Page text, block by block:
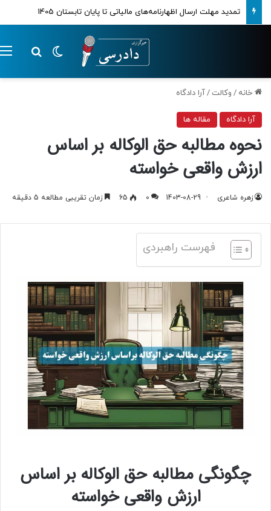
تمدید مهلت ارسال اظهارنامه‌های مالیاتی تا پایان تابستان 1405
تغییر پوسته
خانه / وکالت /آرا دادگاه
آرا دادگاه مقاله ها
نحوه مطالبه حق الوکاله بر اساس
ارزش واقعی خواسته
زهره شاعری 1403-08-29
0
65 زمان تقریبی مطالعه 5 دقیقه
فهرست راهبردی
چگونگی مطالبه حق الوکاله بر اساس
ارزش واقعی خواسته